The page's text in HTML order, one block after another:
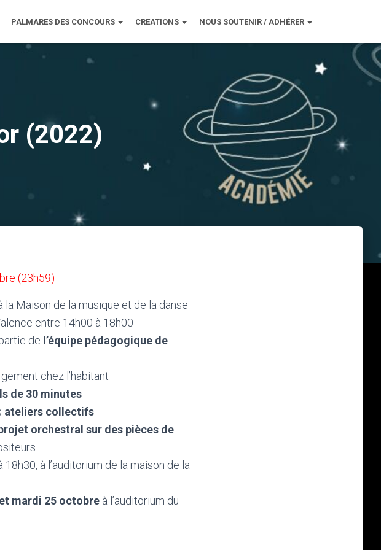
PALMARES DES CONCOURS CREATIONS NOUS SOUTENIR / ADHÉRER
(2022)
(23h59)
la Maison de la musique et de la danse
entre 14h00 à 18h00
de l’équipe pédagogique de
chez l’habitant
de 30 minutes
ateliers collectifs
orchestral sur des pièces de
18h30, à l’auditorium de la maison de la
mardi 25 octobre à l’auditorium du